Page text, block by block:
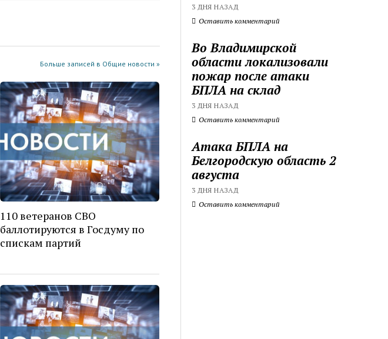
Больше записей в Общие новости »
110 ветеранов СВО
баллотируются в Госдуму по
спискам партий
3 ДНЯ НАЗАД
Оставить комментарий
Во Владимирской
области локализовали
пожар после атаки
БПЛА на склад
3 ДНЯ НАЗАД
Оставить комментарий
Атака БПЛА на
Белгородскую область 2
августа
3 ДНЯ НАЗАД
Оставить комментарий